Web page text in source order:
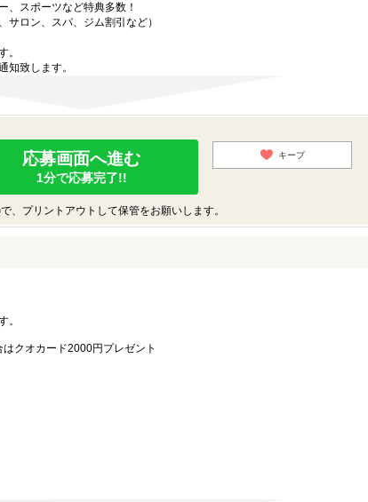
スポーツなど特典多数！
サロン、スパ、ジム割引など）
。
知致します。
応募画面へ進む
1分で応募完了!!
キープ
プリントアウトして保管をお願いします。
。
クオカード2000円プレゼント